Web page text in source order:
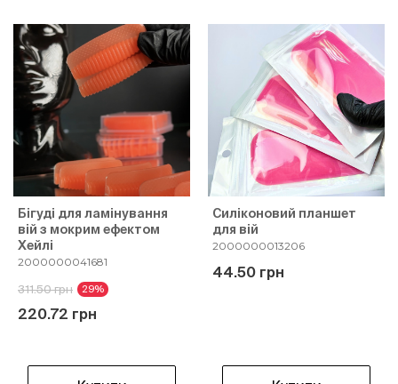
Бігуді для ламінування
вій з мокрим ефектом
Хейлі
2000000041681
311.50 грн 29%
220.72 грн
Силіконовий планшет
для вій
2000000013206
44.50 грн